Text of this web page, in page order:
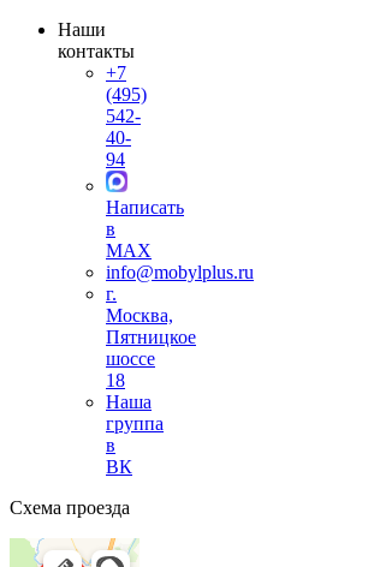
Наши
контакты
+7
(495)
542-
40-
94
Написать
в
MAX
info@mobylplus.ru
г.
Москва,
Пятницкое
шоссе
18
Наша
группа
в
ВК
Схема проезда